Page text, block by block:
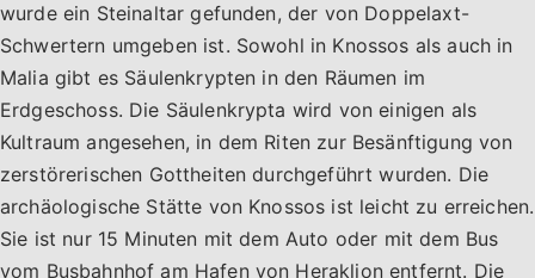
wurde ein Steinaltar gefunden, der von Doppelaxt-
Schwertern umgeben ist. Sowohl in Knossos als auch in
Malia gibt es Säulenkrypten in den Räumen im
Erdgeschoss. Die Säulenkrypta wird von einigen als
Kultraum angesehen, in dem Riten zur Besänftigung von
zerstörerischen Gottheiten durchgeführt wurden. Die
archäologische Stätte von Knossos ist leicht zu erreichen.
Sie ist nur 15 Minuten mit dem Auto oder mit dem Bus
vom Busbahnhof am Hafen von Heraklion entfernt. Die